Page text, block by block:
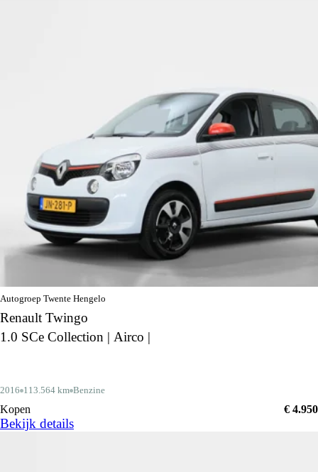
Autogroep Twente Hengelo
Renault Twingo
1.0 SCe Collection | Airco |
2016 113.564 km Benzine
Kopen € 4.950
Bekijk details